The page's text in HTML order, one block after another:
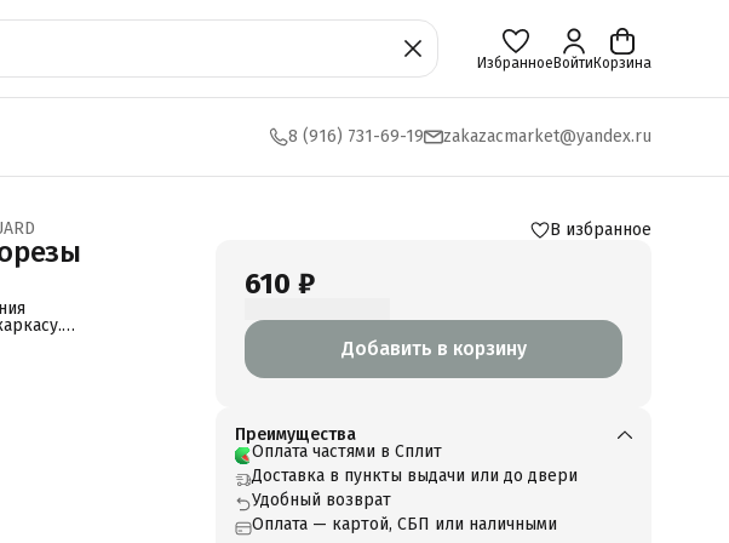
Избранное Войти Корзина
8 (916) 731-69-19 zakazacmarket@yandex.ru
предназначены
прочное и
основаниям
В избранное
610 ₽
Добавить в корзину
Преимущества
Оплата частями в Сплит
Доставка в пункты выдачи или до двери
Удобный возврат
Оплата — картой, СБП или наличными